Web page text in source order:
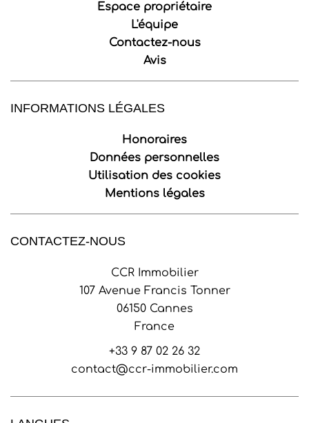
Espace propriétaire
L'équipe
Contactez-nous
Avis
INFORMATIONS LÉGALES
Honoraires
Données personnelles
Utilisation des cookies
Mentions légales
CONTACTEZ-NOUS
CCR Immobilier
107 Avenue Francis Tonner
06150Cannes
France
+33 9 87 02 26 32
contact@ccr-immobilier.com